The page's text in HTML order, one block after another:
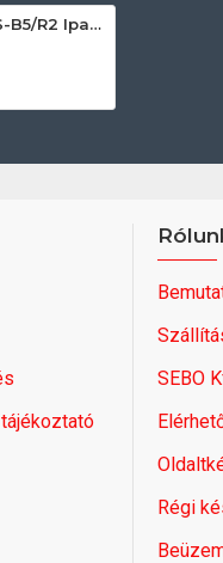
Diamond IMG15/S-B5/R2 Ipari hűtött fali regál
SEBO
Régi